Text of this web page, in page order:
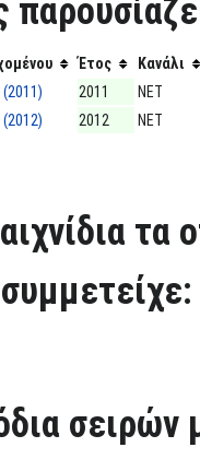
Έτος
Κανάλι
(2011)
2011
ΝΕΤ
(2012)
2012 ΝΕΤ
τα